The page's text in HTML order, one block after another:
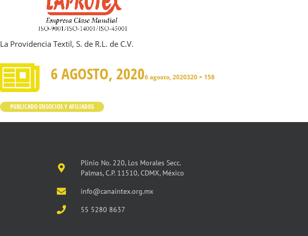
La Providencia Textil, S. de R.L. de C.V.
6 AGOSTO, 20206 agosto, 2020320 × 158
PUBLICADO ENSOCIOS Y AFILIADOS
Plinio No. 220, Los Morales Secc.
Palmas, C.P. 11510, CDMX, México
info@canaintex.org.mx
55 5280 8637